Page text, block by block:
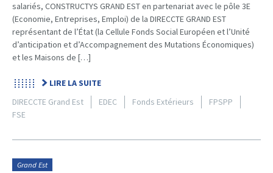
salariés, CONSTRUCTYS GRAND EST en partenariat avec le pôle 3E
(Economie, Entreprises, Emploi) de la DIRECCTE GRAND EST
représentant de l’État (la Cellule Fonds Social Européen et l’Unité
d’anticipation et d’Accompagnement des Mutations Économiques)
et les Maisons de […]
LIRE LA SUITE
DIRECCTE Grand Est
EDEC Fonds Extérieurs
FPSPP
FSE
Grand Est